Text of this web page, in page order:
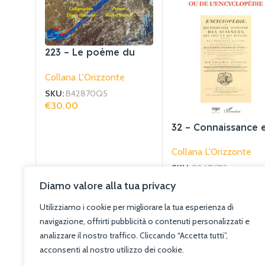
Diamo valore alla tua privacy
Utilizziamo i cookie per migliorare la tua esperienza di
navigazione, offrirti pubblicità o contenuti personalizzati e
analizzare il nostro traffico. Cliccando “Accetta tutti”,
acconsenti al nostro utilizzo dei cookie.
223 – Le poème du
Collana L'Orizzonte
SKU: B42870Q5
€30.00
32 – Connaissance
lencyclopédie
Collana L'Orizzonte
SKU: B247K715
Aggiungi Al Carrello